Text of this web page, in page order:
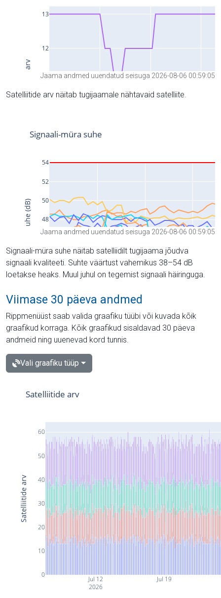
Jaama andmed uuendatud seisuga 2026-08-06 00:59:05
Satelliitide arv näitab tugijaamale nähtavaid satelliite.
Jaama andmed uuendatud seisuga 2026-08-06 00:59:05
Signaali-müra suhe näitab satelliidilt tugijaama jõudva
signaali kvaliteeti. Suhte väärtust vahemikus 38–54 dB
loetakse heaks. Muul juhul on tegemist signaali häiringuga.
Viimase 30 päeva andmed
Rippmenüüst saab valida graafiku tüübi või kuvada kõik
graafikud korraga. Kõik graafikud sisaldavad 30 päeva
andmeid ning uuenevad kord tunnis.
Vali graafiku tüüp
Jul 12
2026
Jul 19
0
10
20
30
40
50
60
Satelliitide arv
Satelliitide arv